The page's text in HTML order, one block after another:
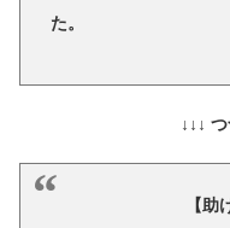
た。
↓↓↓
【助